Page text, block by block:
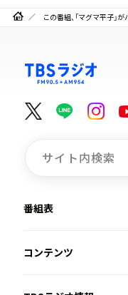
この番組、「マグマ平子」
番組表
コンテンツ